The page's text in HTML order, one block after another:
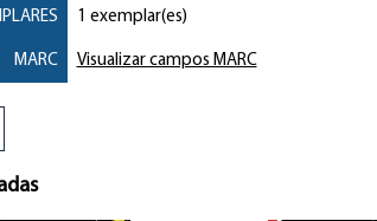
1 exemplar(es)
MARC Visualizar campos MARC